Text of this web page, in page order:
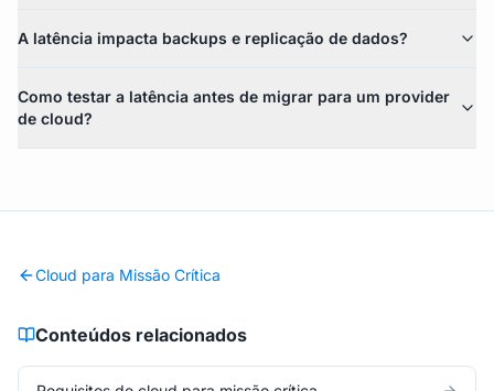
A latência impacta backups e replicação de dados?
Como testar a latência antes de migrar para um provider
de cloud?
Cloud para Missão Crítica
Conteúdos relacionados